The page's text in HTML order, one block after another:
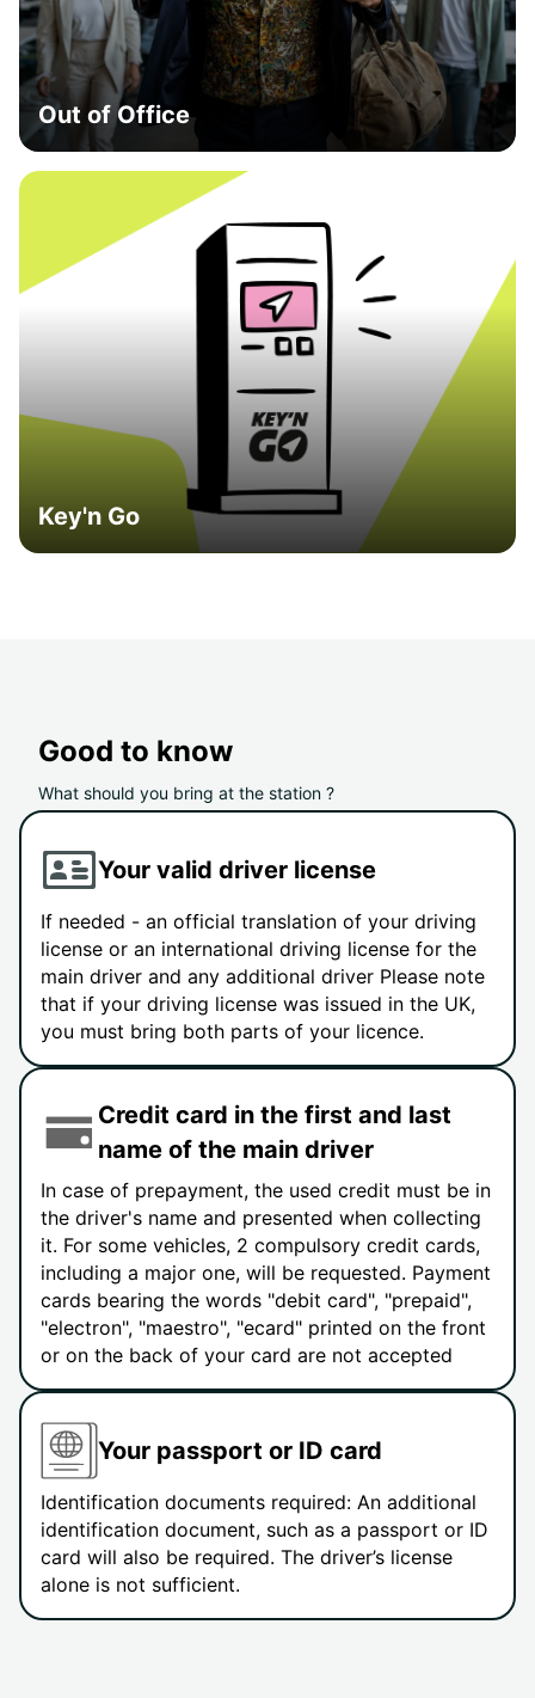
Out of Office
Key'n Go
Good to know
What should you bring at the station ?
Your valid driver license
If needed - an official translation of your driving
license or an international driving license for the
main driver and any additional driver Please note
that if your driving license was issued in the UK,
you must bring both parts of your licence.
Credit card in the first and last
name of the main driver
In case of prepayment, the used credit must be in
the driver's name and presented when collecting
it. For some vehicles, 2 compulsory credit cards,
including a major one, will be requested. Payment
cards bearing the words "debit card", "prepaid",
"electron", "maestro", "ecard" printed on the front
or on the back of your card are not accepted
Your passport or ID card
Identification documents required: An additional
identification document, such as a passport or ID
card will also be required. The driver’s license
alone is not sufficient.